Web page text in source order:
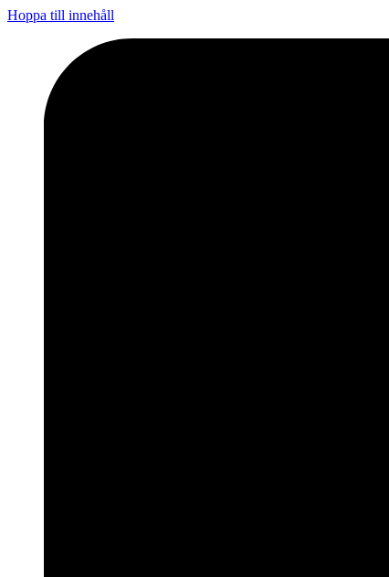
Hoppa till innehåll